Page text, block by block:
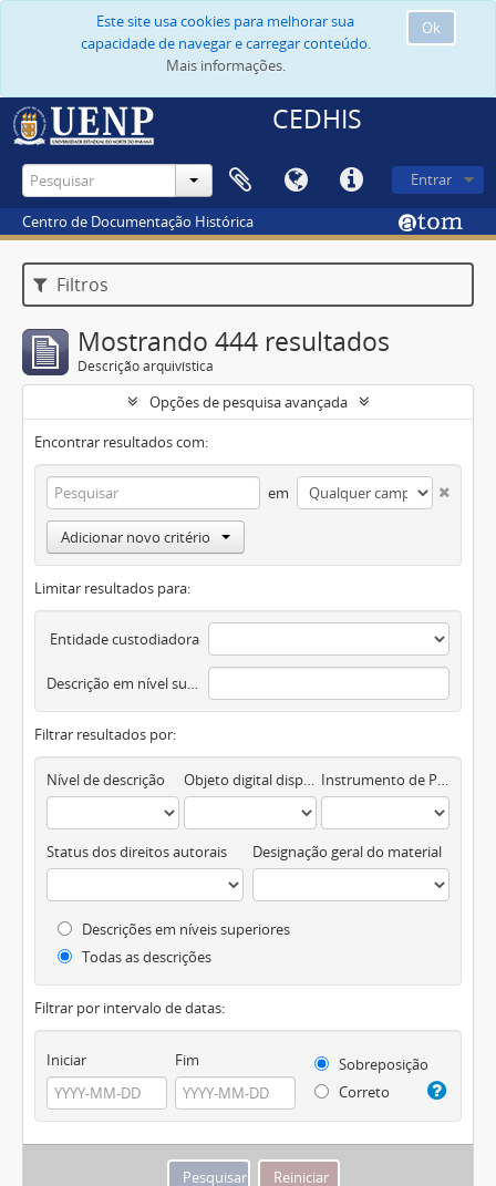
Ok
Este site usa cookies para melhorar sua
capacidade de navegar e carregar conteúdo.
Mais informações.
CEDHIS
Entrar
Centro de Documentação Histórica
Filtros
Mostrando 444 resultados
Descrição arquivística
Opções de pesquisa avançada
Encontrar resultados com:
em
Adicionar novo critério
Limitar resultados para:
Entidade custodiadora
Descrição em nível superior
Filtrar resultados por:
Nível de descrição Objeto digital disponível Instrumento de Pesquisa
Status dos direitos autorais Designação geral do material
Descrições em níveis superiores
Todas as descrições
Filtrar por intervalo de datas:
Iniciar Fim
Sobreposição
Correto